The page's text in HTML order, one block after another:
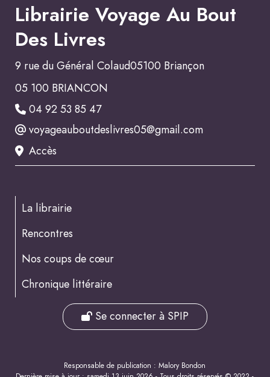
Librairie Voyage Au Bout
Des Livres
9 rue du Général Colaud05100 Briançon
05 100 BRIANCON
04 92 53 85 47
voyageauboutdeslivres05@gmail.com
Accès
La librairie
Rencontres
Nos coups de cœur
Chronique littéraire
Se connecter à SPIP
Responsable de publication : Malory Bondon